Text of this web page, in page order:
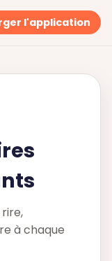
l'application
à chaque